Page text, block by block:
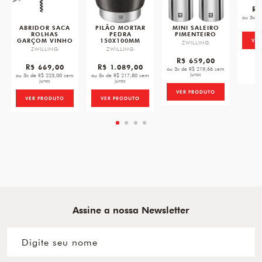
ABRIDOR SACA
ROLHAS
GARÇOM VINHO
ZWILLING
R$ 669,00
ou 3x de R$ 223,00 sem
juros
VER PRODUTO
PILÃO MORTAR
PEDRA
150X100MM
ZWILLING
R$ 1.089,00
ou 5x de R$ 217,80 sem
juros
VER PRODUTO
MINI SALEIRO
PIMENTEIRO
ZWILLING
R$ 659,00
ou 3x de R$ 219,66 sem
juros
VER PRODUTO
ou 3x
Assine a nossa Newsletter